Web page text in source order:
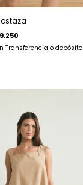
Transferencia o depósito